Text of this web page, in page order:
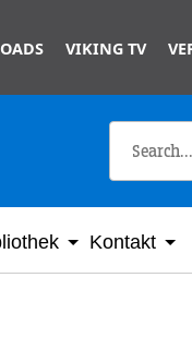
VIKING TV
Kontakt